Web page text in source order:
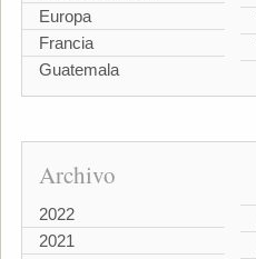
Europa
Francia
Guatemala
Archivo
2022
2021